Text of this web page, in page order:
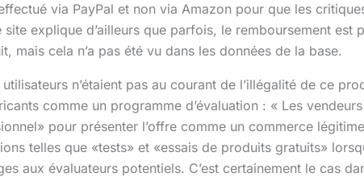
via PayPal et non via Amazon pour que les
site explique d’ailleurs que parfois, le remboursement est
mais cela n’a pas été vu dans les données de la base.
n’étaient pas au courant de l’illégalité de ce
comme un programme d’évaluation : « Les
pour présenter l’offre comme un commerce
telles que «tests» et «essais de produits gratuits»
aux évaluateurs potentiels. C’est certainement le cas